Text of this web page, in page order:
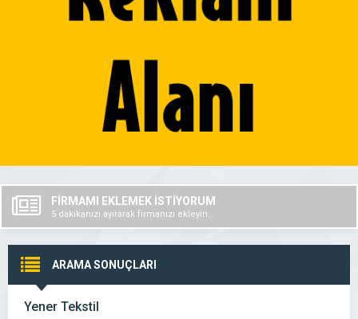
FİRMAMI EKLEMEK İSTİYORUM
5 dakikanızı ayırarak firmanızı ekleyin..
ARAMA SONUÇLARI
Yener Tekstil